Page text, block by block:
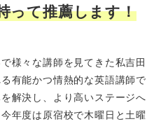
って推薦します！
様々な講師を見てきた私吉田
有能かつ情熱的な英語講師で
解決し、より高いステージへ
年度は原宿校で木曜日と土曜